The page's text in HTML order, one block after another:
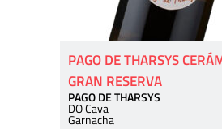
PAGO DE THARSYS
GRAN RESERVA
PAGO DE THARSYS
DO Cava
Garnacha